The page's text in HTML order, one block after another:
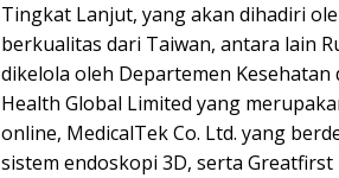
Tingkat Lanjut, yang akan dihadiri
berkualitas dari Taiwan, antara lain
dikelola oleh Departemen Kesehatan
Health Global Limited yang
online, MedicalTek Co. Ltd. yang
sistem endoskopi 3D, serta